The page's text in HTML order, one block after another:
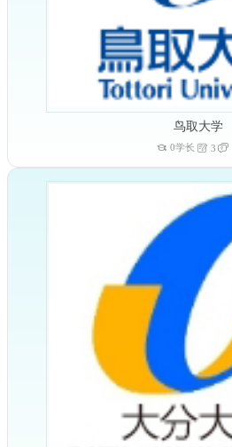
鸟取大学
0学长 3